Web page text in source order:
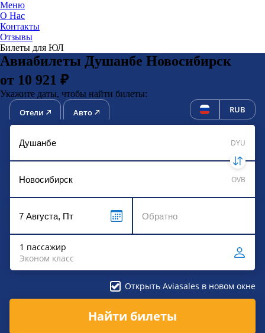
Меню
О Нас
Контакты
Отзывы
Билеты для ЮЛ
Авиабилеты Душанбе Новосибирск
от 10 921 ₽
Укажите даты, чтобы найти билеты:
Отели Авто RUB
DYU
OVB
1 пассажир
Эконом класс
Открыть Aviasales в новом окне
Найти билеты